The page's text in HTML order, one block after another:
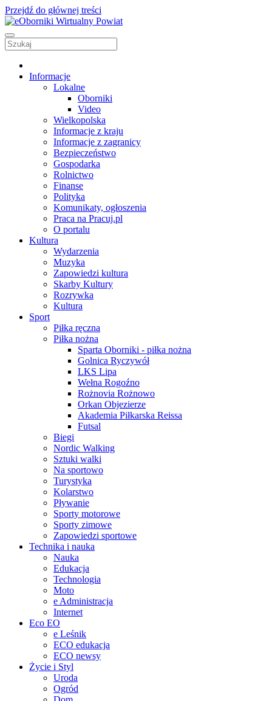
Przejdź do głównej treści
Informacje
Lokalne
Oborniki
Video
Wielkopolska
Informacje z kraju
Informacje z zagranicy
Bezpieczeństwo
Gospodarka
Rolnictwo
Finanse
Polityka
Komunikaty, ogłoszenia
Praca na Pracuj.pl
O portalu
Kultura
Wydarzenia
Muzyka
Zapowiedzi kultura
Skarby Kultury
Rozrywka
Kultura
Sport
Piłka ręczna
Piłka nożna
Sparta Oborniki - piłka nożna
Golnica Ryczywół
LKS Lipa
Wełna Rogoźno
Rożnovia Rożnowo
Orkan Objezierze
Akademia Piłkarska Reissa
Futsal
Biegi
Nordic Walking
Sztuki walki
Na sportowo
Turystyka
Kolarstwo
Pływanie
Sporty motorowe
Sporty zimowe
Zapowiedzi sportowe
Technika i nauka
Nauka
Edukacja
Technologia
Moto
e Administracja
Internet
Eco EO
e Leśnik
ECO edukacja
ECO newsy
Życie i Styl
Uroda
Ogród